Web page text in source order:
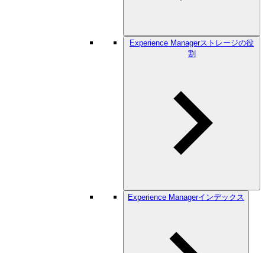
Experience Managerストレージの役
割
Experience Managerインデックス